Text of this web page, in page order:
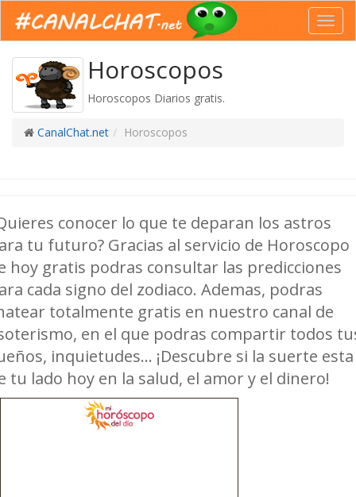
Horoscopos
Horoscopos Diarios gratis.
CanalChat.net Horoscopos
conocer lo que te deparan los astros
tu futuro? Gracias al servicio de Horoscopo
hoy gratis podras consultar las predicciones
cada signo del zodiaco. Ademas, podras
totalmente gratis en nuestro canal de
en el que podras compartir todos
inquietudes... ¡Descubre si la suerte esta
tu lado hoy en la salud, el amor y el dinero!